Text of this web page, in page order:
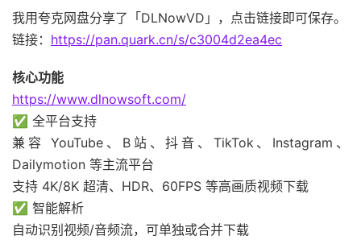
我用夸克网盘分享了「DLNowVD」，点击链接即可保存。
链接： https://pan.quark.cn/s/c3004d2ea4ec
核心功能
https://www.dlnowsoft.com/
✅ 全平台支持
兼容 YouTube、B站、抖音、TikTok、Instagram、
Dailymotion 等主流平台
支持 4K/8K 超清、HDR、60FPS 等高画质视频下载
✅ 智能解析
自动识别视频/音频流，可单独或合并下载